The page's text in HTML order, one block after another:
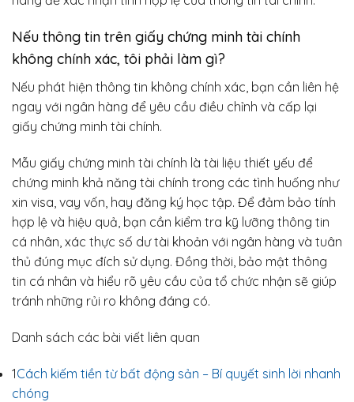
Nếu thông tin trên giấy chứng minh tài chính
không chính xác, tôi phải làm gì?
Nếu phát hiện thông tin không chính xác, bạn cần liên hệ
ngay với ngân hàng để yêu cầu điều chỉnh và cấp lại
giấy chứng minh tài chính.
Mẫu giấy chứng minh tài chính là tài liệu thiết yếu để
chứng minh khả năng tài chính trong các tình huống như
xin visa, vay vốn, hay đăng ký học tập. Để đảm bảo tính
hợp lệ và hiệu quả, bạn cần kiểm tra kỹ lưỡng thông tin
cá nhân, xác thực số dư tài khoản với ngân hàng và tuân
thủ đúng mục đích sử dụng. Đồng thời, bảo mật thông
tin cá nhân và hiểu rõ yêu cầu của tổ chức nhận sẽ giúp
tránh những rủi ro không đáng có.
Danh sách các bài viết liên quan
1Cách kiếm tiền từ bất động sản – Bí quyết sinh lời nhanh
chóng